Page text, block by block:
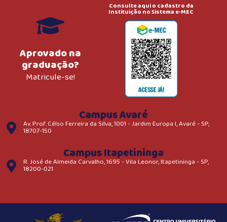
Aprovado na
graduação?
Matricule-se!
Consulte aqui o cadastro da
Instituição no Sistema e-MEC
Campus Avaré
Av. Prof. Célso Ferreira da Silva, 1001 - Jardim Europa I, Avaré - SP,
18707-150
Campus Itapetininga
R. José de Almeida Carvalho, 1695 - Vila Leonor, Itapetininga - SP,
18200-021